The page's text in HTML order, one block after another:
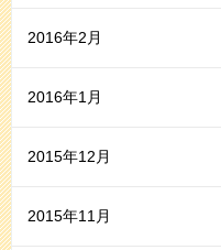
2016年2月
2016年1月
2015年12月
2015年11月